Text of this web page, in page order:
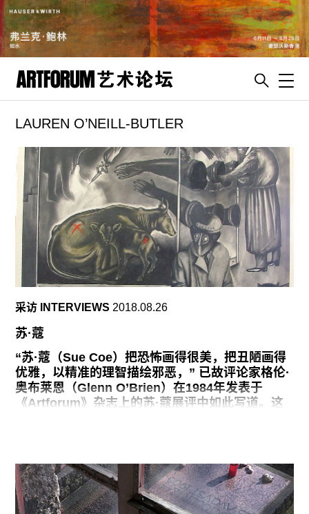
artguide
新闻
展评
杂志
专栏
视频
ENGLISH
订阅
往期内容
关注我们
LAUREN O’NEILL-BUTLER
采访 INTERVIEWS 2018.08.26
苏·蔻
“苏·蔻（Sue Coe）把恐怖画得很美，把丑陋画得
优雅，以精准的理智描绘邪恶，” 已故评论家格伦·
奥布莱恩（Glenn O’Brien）在1984年发表于
《Artforum》杂志上的苏·蔻展评中如此写道。这
动主义的艺术。目前正在纽约MoMA PS1进行的展
览“图像抵抗”（Graphic Resistance）汇集了她过
去四十年的一共五十件作品。展览持续到9月9日。